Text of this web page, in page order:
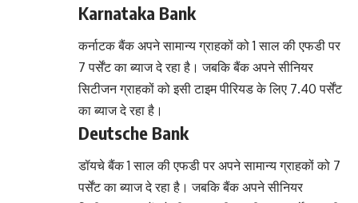
Karnataka Bank
कर्नाटक बैंक अपने सामान्य ग्राहकों को 1 साल की एफडी पर
7 पर्सेंट का ब्याज दे रहा है। जबकि बैंक अपने सीनियर
सिटीजन ग्राहकों को इसी टाइम पीरियड के लिए 7.40 पर्सेंट
का ब्याज दे रहा है।
Deutsche Bank
डॉयचे बैंक 1 साल की एफडी पर अपने सामान्य ग्राहकों को 7
पर्सेंट का ब्याज दे रहा है। जबकि बैंक अपने सीनियर